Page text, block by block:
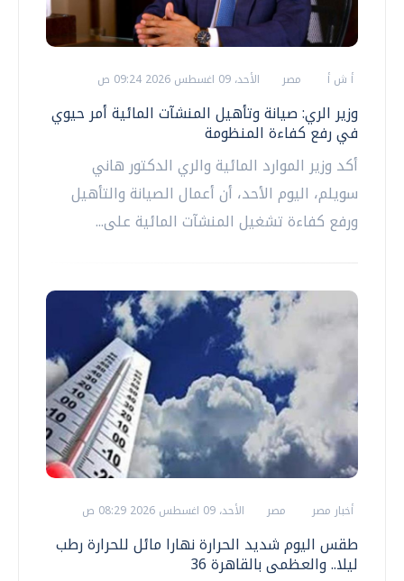
أ ش أ مصر الأحد، 09 اغسطس 2026 09:24 ص
وزير الري: صيانة وتأهيل المنشآت المائية أمر حيوي
في رفع كفاءة المنظومة
أكد وزير الموارد المائية والري الدكتور هاني
سويلم، اليوم الأحد، أن أعمال الصيانة والتأهيل
ورفع كفاءة تشغيل المنشآت المائية على...
أخبار مصر مصر الأحد، 09 اغسطس 2026 08:29 ص
طقس اليوم شديد الحرارة نهارا مائل للحرارة رطب
ليلا.. والعظمى بالقاهرة 36